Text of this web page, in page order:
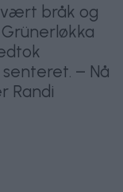
bråk og
– Nå
Randi